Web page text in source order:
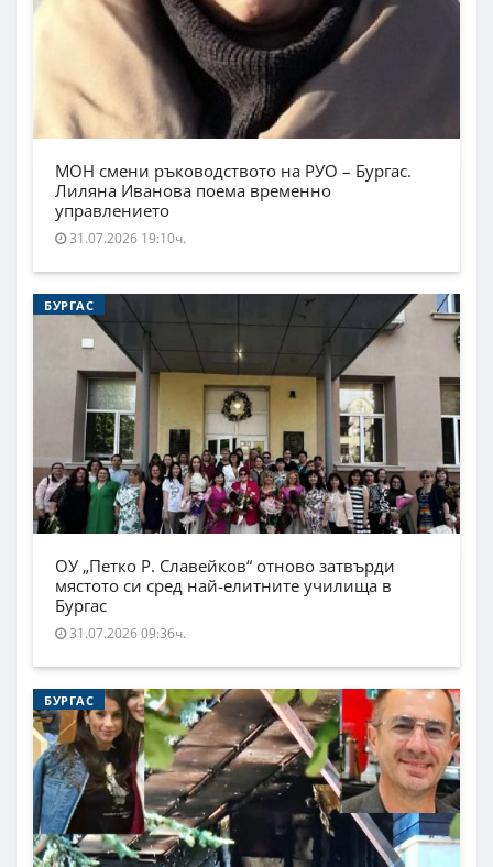
МОН смени ръководството на РУО – Бургас.
Лиляна Иванова поема временно
управлението
31.07.2026 19:10ч.
БУРГАС
ОУ „Петко Р. Славейков“ отново затвърди
мястото си сред най-елитните училища в
Бургас
31.07.2026 09:36ч.
БУРГАС